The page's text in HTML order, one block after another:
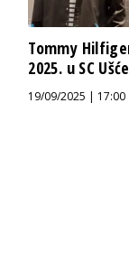
Tommy
2025. u SC Ušće
19/09/2025 | 17:00